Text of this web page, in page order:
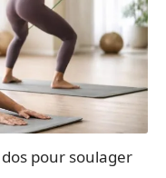
pour soulager